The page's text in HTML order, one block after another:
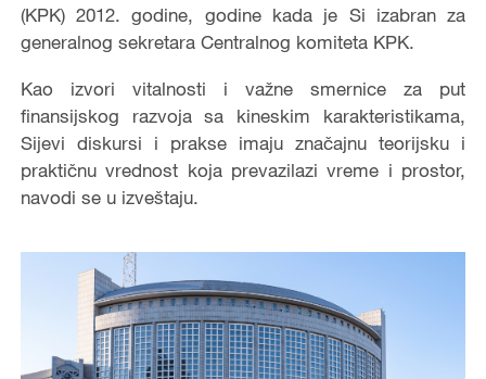
(KPK) 2012. godine, godine kada je Si izabran za
generalnog sekretara Centralnog komiteta KPK.
Kao izvori vitalnosti i važne smernice za put
finansijskog razvoja sa kineskim karakteristikama,
Sijevi diskursi i prakse imaju značajnu teorijsku i
praktičnu vrednost koja prevazilazi vreme i prostor,
navodi se u izveštaju.